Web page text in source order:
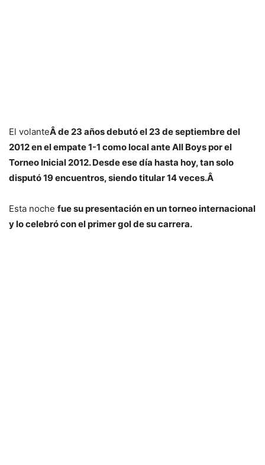
El volanteÂ de 23 años debutó el 23 de septiembre del
2012 en el empate 1-1 como local ante All Boys por el
Torneo Inicial 2012. Desde ese día hasta hoy, tan solo
disputó 19 encuentros, siendo titular 14 veces.Â
Esta noche fue su presentación en un torneo internacional
y lo celebró con el primer gol de su carrera.